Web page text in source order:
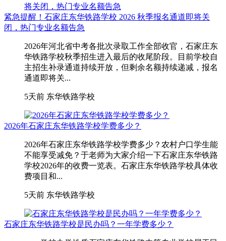
紧急提醒！石家庄东华铁路学校 2026 秋季报名通道即将关
闭，热门专业名额告急
2026年河北省中考各批次录取工作全部收官，石家庄东
华铁路学校秋季招生进入最后的收尾阶段。目前学校自
主招生补录通道持续开放，但剩余名额持续递减，报名
通道即将关...
5天前 东华铁路学校
2026年石家庄东华铁路学校学费多少？
2026年石家庄东华铁路学校学费多少？农村户口学生能
不能享受减免？于老师为大家介绍一下石家庄东华铁路
学校2026年的收费一览表。石家庄东华铁路学校具体收
费项目和...
5天前 东华铁路学校
石家庄东华铁路学校是民办吗？一年学费多少？